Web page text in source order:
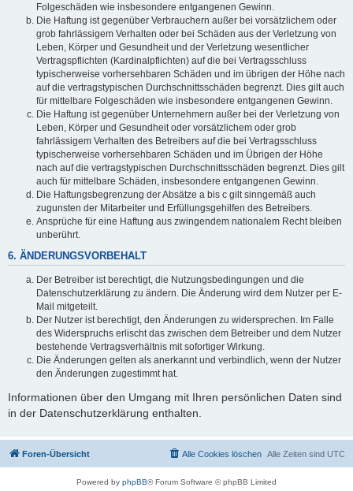
Folgeschäden wie insbesondere entgangenen Gewinn.
Die Haftung ist gegenüber Verbrauchern außer bei vorsätzlichem oder
grob fahrlässigem Verhalten oder bei Schäden aus der Verletzung von
Leben, Körper und Gesundheit und der Verletzung wesentlicher
Vertragspflichten (Kardinalpflichten) auf die bei Vertragsschluss
typischerweise vorhersehbaren Schäden und im übrigen der Höhe nach
auf die vertragstypischen Durchschnittsschäden begrenzt. Dies gilt auch
für mittelbare Folgeschäden wie insbesondere entgangenen Gewinn.
Die Haftung ist gegenüber Unternehmern außer bei der Verletzung von
Leben, Körper und Gesundheit oder vorsätzlichem oder grob
fahrlässigem Verhalten des Betreibers auf die bei Vertragsschluss
typischerweise vorhersehbaren Schäden und im Übrigen der Höhe
nach auf die vertragstypischen Durchschnittsschäden begrenzt. Dies gilt
auch für mittelbare Schäden, insbesondere entgangenen Gewinn.
Die Haftungsbegrenzung der Absätze a bis c gilt sinngemäß auch
zugunsten der Mitarbeiter und Erfüllungsgehilfen des Betreibers.
Ansprüche für eine Haftung aus zwingendem nationalem Recht bleiben
unberührt.
6. ÄNDERUNGSVORBEHALT
Der Betreiber ist berechtigt, die Nutzungsbedingungen und die
Datenschutzerklärung zu ändern. Die Änderung wird dem Nutzer per E-
Mail mitgeteilt.
Der Nutzer ist berechtigt, den Änderungen zu widersprechen. Im Falle
des Widerspruchs erlischt das zwischen dem Betreiber und dem Nutzer
bestehende Vertragsverhältnis mit sofortiger Wirkung.
Die Änderungen gelten als anerkannt und verbindlich, wenn der Nutzer
den Änderungen zugestimmt hat.
Informationen über den Umgang mit Ihren persönlichen Daten sind
in der Datenschutzerklärung enthalten.
Foren-Übersicht Alle Zeiten sind UTC
Alle Cookies löschen
Powered by phpBB® Forum Software © phpBB Limited